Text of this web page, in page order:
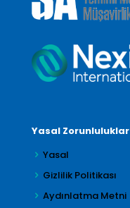
Yasal Zorunluluklar
Yasal
Gizlilik Politikası
Aydınlatma Metni